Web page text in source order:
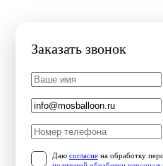
Заказать звонок
Даю согласие на обработку